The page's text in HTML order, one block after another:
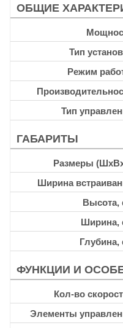
ОБЩИЕ
Тип
Режим
Тип
ГАБАРИТЫ
Размеры
Ширина
Высота,
Ширина,
Глубина,
ФУНКЦИИ И
Кол-во
Элементы